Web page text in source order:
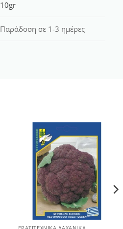
10gr
Παράδοση σε 1-3 ημέρες